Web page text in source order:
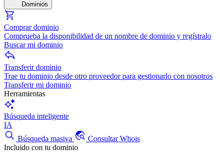
Dominios
Comprar dominio
Comprueba la disponibilidad de un nombre de dominio y regístralo
Buscar mi dominio
Transferir dominio
Trae tu dominio desde otro proveedor para gestionarlo con nosotros
Transferir mi dominio
Herramientas
Búsqueda inteligente
IA
Búsqueda masiva
Consultar Whois
Incluido con tu dominio